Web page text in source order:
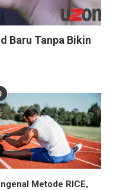
Baru Tanpa Bikin
Metode RICE,